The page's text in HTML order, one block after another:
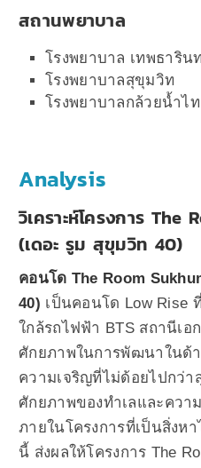
สถานพยาบาล
โรงพยาบาล เทพธาริน
โรงพยาบาลสุขุมวิท
โรงพยาบาลกล้วยน้ำไท
Analysis
วิเคราะห์โครงการ
(เดอะ รูม สุขุมวิท 40)
คอนโด The Room
40) เป็นคอนโด Low Rise
ใกล้รถไฟฟ้า BTS สถานีเ
ศักยภาพในการพัฒนาในด้
ความเจริญที่ไม่ด้อยไปกว่
ศักยภาพของทำเลและควา
ภายในโครงการที่เป็นสิ่งห
นี้ ส่งผลให้โครงการ The